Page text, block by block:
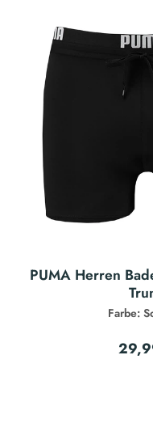
PUMA Herren
Farbe: